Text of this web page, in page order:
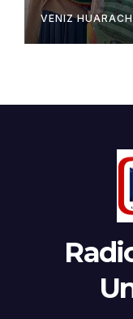
VENIZ